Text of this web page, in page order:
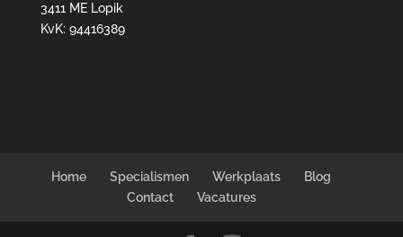
3411 ME Lopik
KvK: 94416389
Home Specialismen Werkplaats
Blog
Contact
Vacatures